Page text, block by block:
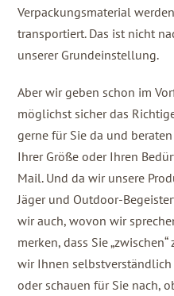
Verpackungsmaterial
transportiert. Das ist nicht
unserer Grundeinstellung.
Aber wir geben schon im
möglichst sicher das
gerne für Sie da und
Ihrer Größe oder Ihren
Mail. Und da wir unsere
Jäger und Outdoor-
wir auch, wovon wir
merken, dass Sie
wir Ihnen
oder schauen für Sie nach,